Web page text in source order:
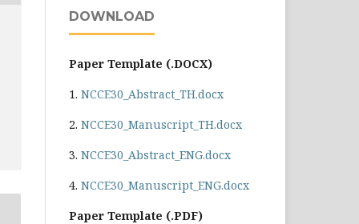
DOWNLOAD
Paper Template (.DOCX)
1. NCCE30_Abstract_TH.docx
2. NCCE30_Manuscript_TH.docx
3. NCCE30_Abstract_ENG.docx
4. NCCE30_Manuscript_ENG.docx
Paper Template (.PDF)